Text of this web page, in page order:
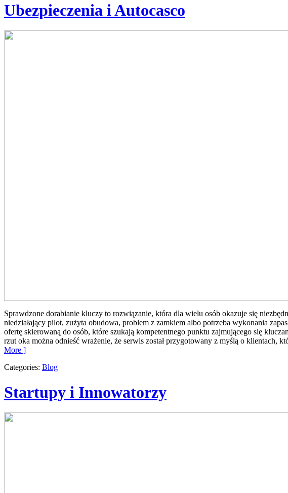
Ubezpieczenia i Autocasco
Sprawdzone dorabianie kluczy to rozwiązanie, która dla wielu osób okazuje się
niedziałający pilot, zużyta obudowa, problem z zamkiem albo potrzeba wykonania
ofertę skierowaną do osób, które szukają kompetentnego punktu zajmującego się
rzut oka można odnieść wrażenie, że serwis został przygotowany z myślą o klientach,
More ]
Categories: Blog
Startupy i Innowatorzy